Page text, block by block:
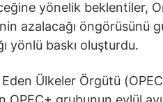
yönelik beklentiler,
azalacağı öngörüsünü
yönlü baskı oluşturdu.
Ülkeler Örgütü (OPEC)